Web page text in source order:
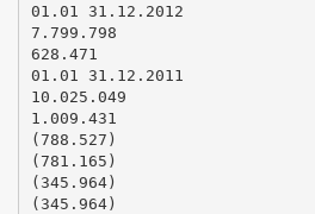
01.01 31.12.2012
7.799.798
628.471
01.01 31.12.2011
10.025.049
1.009.431
(788.527)
(781.165)
(345.964)
(345.964)